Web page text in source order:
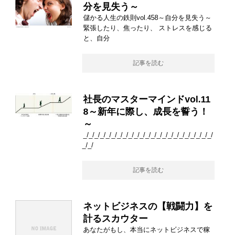
分を見失う～
儲かる人生の鉄則vol.458～自分を見失う～
緊張したり、焦ったり、 ストレスを感じる
と、自分
記事を読む
社長のマスターマインドvol.11
8～新年に際し、成長を誓う！
～
_/_/_/_/_/_/_/_/_/_/_/_/_/_/_/_/_/_/_/_/_/_/_/
_/_/
記事を読む
ネットビジネスの【戦闘力】を
計るスカウター
あなたがもし、本当にネットビジネスで稼